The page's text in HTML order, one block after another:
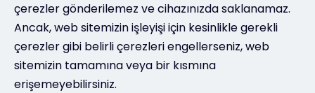
çerezler gönderilemez ve cihazınızda saklanamaz.
Ancak, web sitemizin işleyişi için kesinlikle gerekli
çerezler gibi belirli çerezleri engellerseniz, web
sitemizin tamamına veya bir kısmına
erişemeyebilirsiniz.